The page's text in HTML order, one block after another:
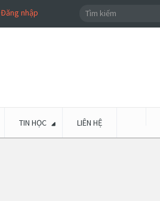
Đăng nhập
TIN HỌC LIÊN HỆ